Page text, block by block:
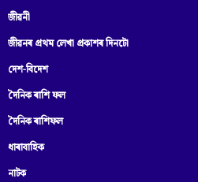
জীৱনী
জীৱনৰ প্ৰথম লেখা প্ৰকাশৰ দিনটো
দেশ-বিদেশ
দৈনিক ৰাশি ফল
দৈনিক ৰাশিফল
ধাৰাবাহিক
নাটক